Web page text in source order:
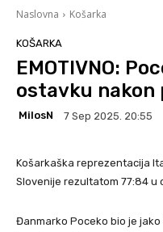
Naslovna Košarka
KOŠARKA
EMOTIVNO:
ostavku nakon
MilosN 7 Sep 2025. 20:55
Košarkaška reprezentacija
Slovenije rezultatom 77:84 u
Đanmarko Poceko bio je